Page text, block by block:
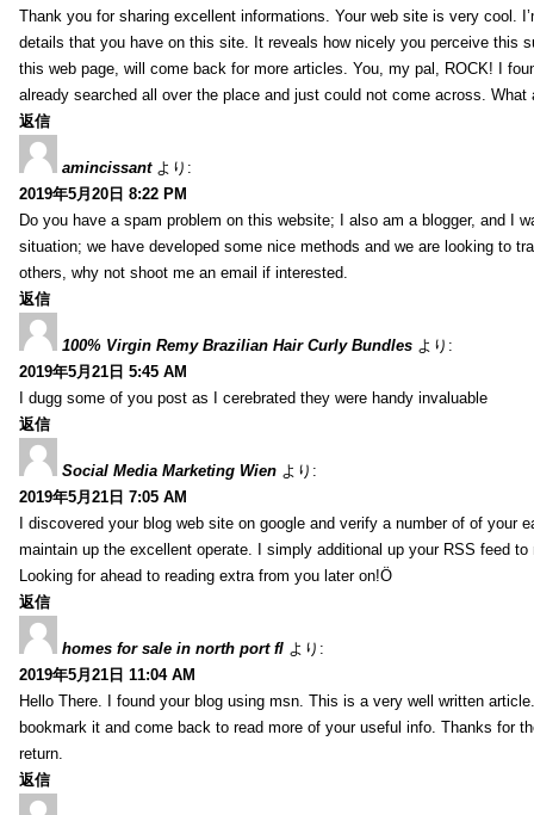
Thank you for sharing excellent informations. Your web site is very cool.
details that you have on this site. It reveals how nicely you perceive this
this web page, will come back for more articles. You, my pal, ROCK! I
already searched all over the place and just could not come across. What
返信
amincissant より:
2019年5月20日 8:22 PM
Do you have a spam problem on this website; I also am a blogger, and I
situation; we have developed some nice methods and we are looking to
others, why not shoot me an email if interested.
返信
100% Virgin Remy Brazilian Hair Curly Bundles より:
2019年5月21日 5:45 AM
I dugg some of you post as I cerebrated they were handy invaluable
返信
Social Media Marketing Wien より:
2019年5月21日 7:05 AM
I discovered your blog web site on google and verify a number of of your
maintain up the excellent operate. I simply additional up your RSS feed to
Looking for ahead to reading extra from you later on!Ö
返信
homes for sale in north port fl より:
2019年5月21日 11:04 AM
Hello There. I found your blog using msn. This is a very well written
bookmark it and come back to read more of your useful info. Thanks for
return.
返信